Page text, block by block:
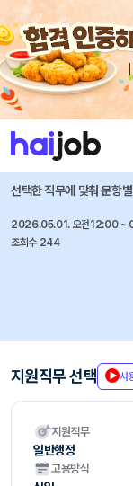
채용공고 자소서 자유항
포항공과대학교 즐겨찾기
2026년 상반기 직
선택한 직무에 맞춰 문항
2026.05.01. 오전12:00 ~
조회수 244
지원직무 선택 사
지원직무
일반행정
고용방식